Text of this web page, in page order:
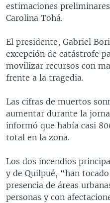
estimaciones
Carolina Tohá.
El presidente, Gabriel
excepción de catástrofe
movilizar recursos con
frente a la tragedia.
Las cifras de muertos
aumentar durante la
informó que había casi
total en la zona.
Los dos incendios
y de Quilpué, “han
presencia de áreas
personas y con